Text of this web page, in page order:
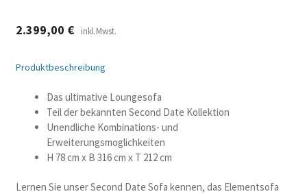
2.399,00 € inkl.Mwst.
Produktbeschreibung
Das ultimative Loungesofa
Teil der bekannten Second Date Kollektion
Unendliche Kombinations- und
Erweiterungsmoglichkeiten
H 78 cm x B 316 cm x T 212 cm
Lernen Sie unser Second Date Sofa kennen, das Elementsofa